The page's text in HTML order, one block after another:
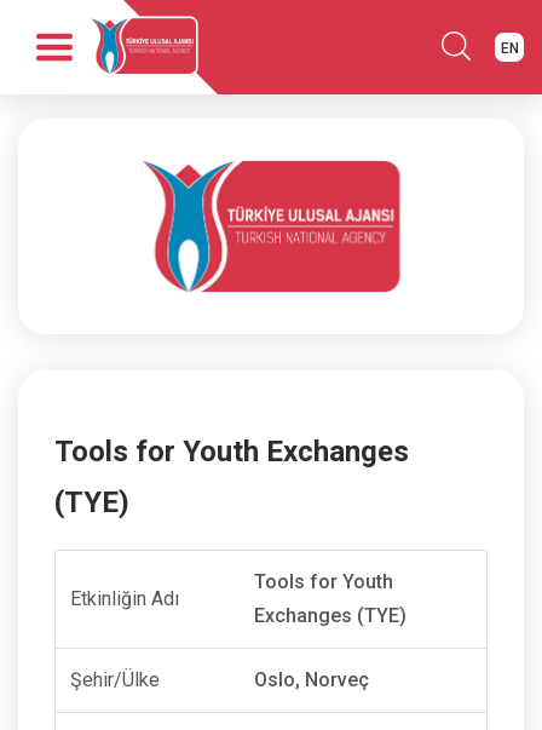
EN
Tools for Youth Exchanges
(TYE)
Etkinliğin Adı
Tools for Youth
Exchanges (TYE)
Şehir/Ülke Oslo, Norveç